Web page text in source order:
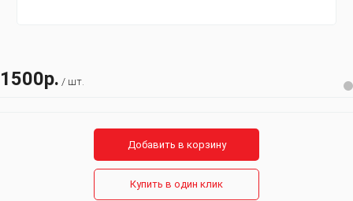
1500р. / шт.
Добавить в корзину
Купить в один клик